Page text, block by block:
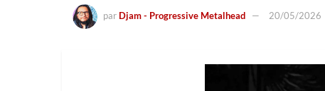
par Djam - Progressive Metalhead 20/05/2026